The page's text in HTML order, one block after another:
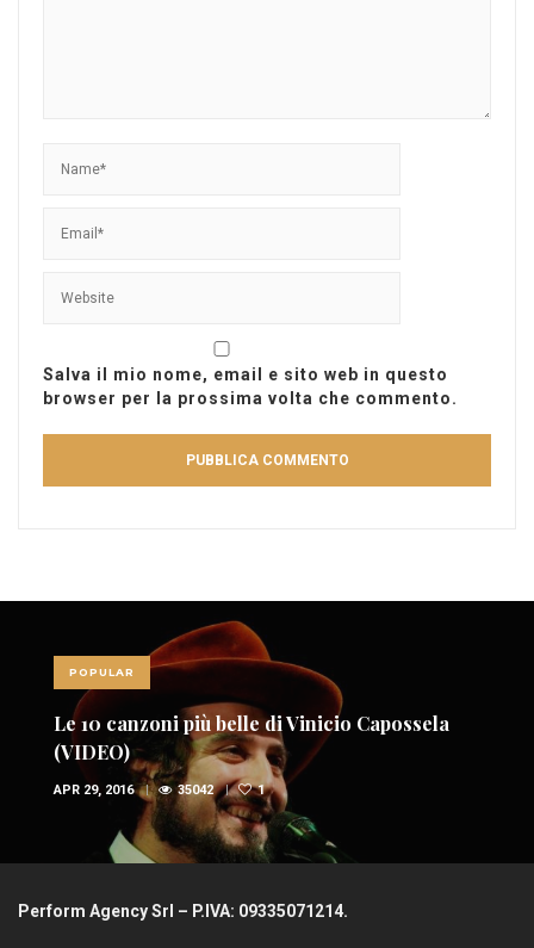
Salva il mio nome, email e sito web in questo
browser per la prossima volta che commento.
POPULAR
Le 10 canzoni più belle di Vinicio Capossela
(VIDEO)
APR 29, 2016 35042 1
Perform Agency Srl – P.IVA: 09335071214.